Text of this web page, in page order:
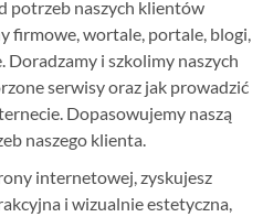
potrzeb naszych klientów
firmowe, wortale, portale, blogi,
i szkolimy naszych
serwisy oraz jak prowadzić
Dopasowujemy naszą
naszego klienta.
internetowej, zyskujesz
i wizualnie estetyczna,